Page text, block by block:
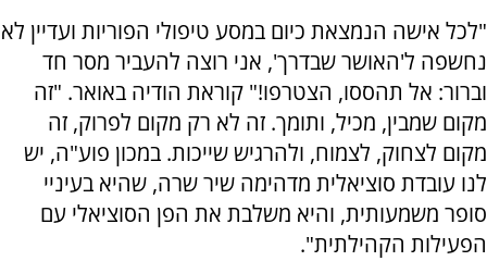
"לכל אישה הנמצאת כיום במסע טיפולי הפוריות ועדיין לא
נחשפה ל'האושר שבדרך', אני רוצה להעביר מסר חד
וברור: אל תהססו, הצטרפו!" קוראת הודיה באואר. "זה
מקום שמבין, מכיל, ותומך. זה לא רק מקום לפרוק, זה
מקום לצחוק, לצמוח, ולהרגיש שייכות. במכון פוע"ה, יש
לנו עובדת סוציאלית מדהימה שיר שרה, שהיא בעיניי
סופר משמעותית, והיא משלבת את הפן הסוציאלי עם
הפעילות הקהילתית".